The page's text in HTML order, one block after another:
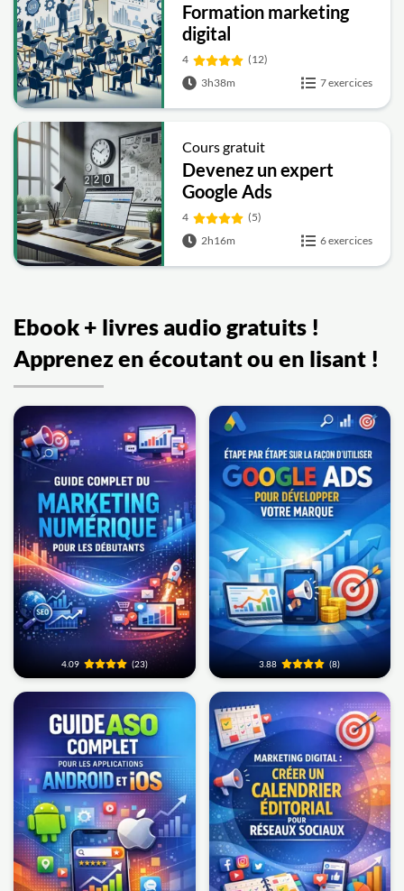
Formation marketing
digital
4
(12)
3h38m
7 exercices
Cours gratuit
Devenez un expert
Google Ads
4
(5)
2h16m
6 exercices
Ebook + livres audio gratuits !
Apprenez en écoutant ou en lisant !
4.09 (23) 3.88 (8)